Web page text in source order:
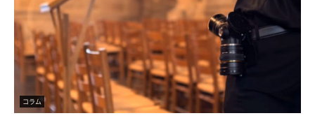
コラム